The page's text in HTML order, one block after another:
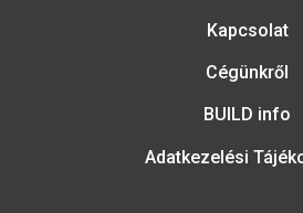
Kapcsolat
Cégünkről
BUILD info
Adatkezelési